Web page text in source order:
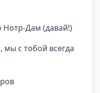
Нотр-Дам (давай!)
мы с тобой всегда